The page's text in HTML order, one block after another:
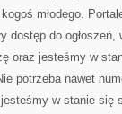
młodego.
dostęp do
oraz jesteśmy w
potrzeba nawet
w stanie się